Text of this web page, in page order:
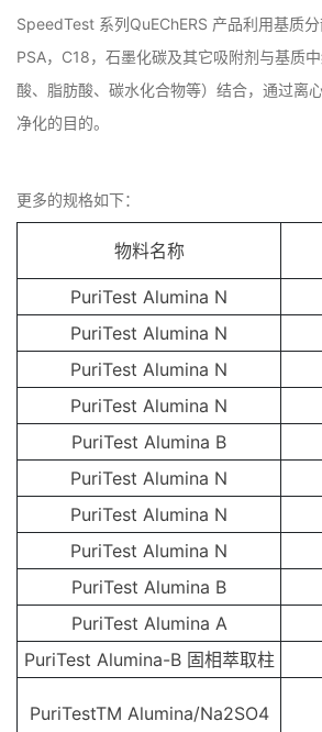
SpeedTest 系列QuEChERS 产品利用基质
PSA，C18，石墨化碳及其它吸附剂与基质
酸、脂肪酸、碳水化合物等）结合，通过离
净化的目的。
更多的规格如下：
物料名称
PuriTest Alumina N
PuriTest Alumina N
PuriTest Alumina N
PuriTest Alumina N
PuriTest Alumina B
PuriTest Alumina N
PuriTest Alumina N
PuriTest Alumina N
PuriTest Alumina B
PuriTest Alumina A
PuriTest Alumina-B 固相萃取柱
PuriTestTM Alumina/Na2SO4